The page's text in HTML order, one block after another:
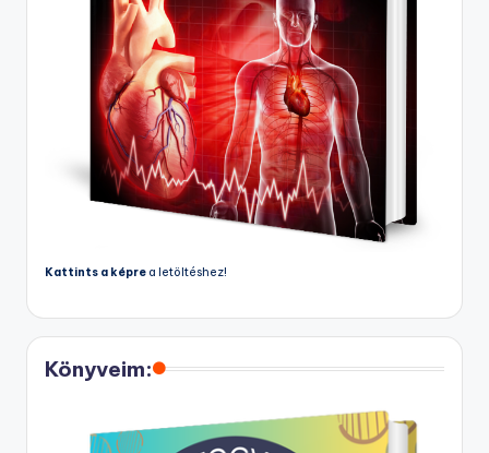
Kattints a képre a letöltéshez!
Könyveim: